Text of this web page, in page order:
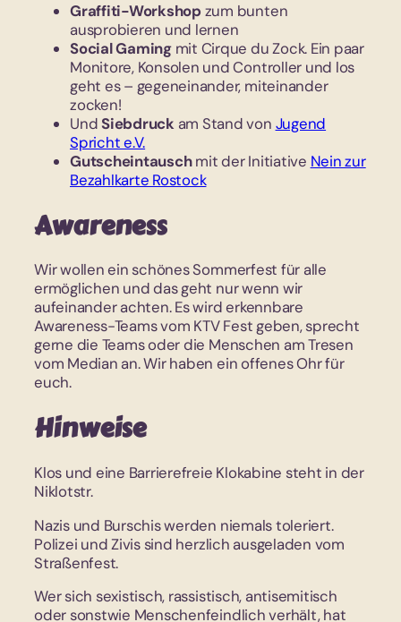
Graffiti-Workshop zum bunten
ausprobieren und lernen
Social Gamingmit Cirque du Zock. Ein paar
Monitore, Konsolen und Controller und los
geht es – gegeneinander, miteinander
zocken!
Und Siebdruck am Stand von Jugend
Spricht e.V.
Gutscheintauschmit der Initiative Nein zur
Bezahlkarte Rostock
Awareness
Wir wollen ein schönes Sommerfest für alle
ermöglichen und das geht nur wenn wir
aufeinander achten. Es wird erkennbare
Awareness-Teams vom KTV Fest geben, sprecht
gerne die Teams oder die Menschen am Tresen
vom Median an. Wir haben ein offenes Ohr für
euch.
Hinweise
Klos und eine Barrierefreie Klokabine steht in der
Niklotstr.
Nazis und Burschis werden niemals toleriert.
Polizei und Zivis sind herzlich ausgeladen vom
Straßenfest.
Wer sich sexistisch, rassistisch, antisemitisch
oder sonstwie Menschenfeindlich verhält, hat